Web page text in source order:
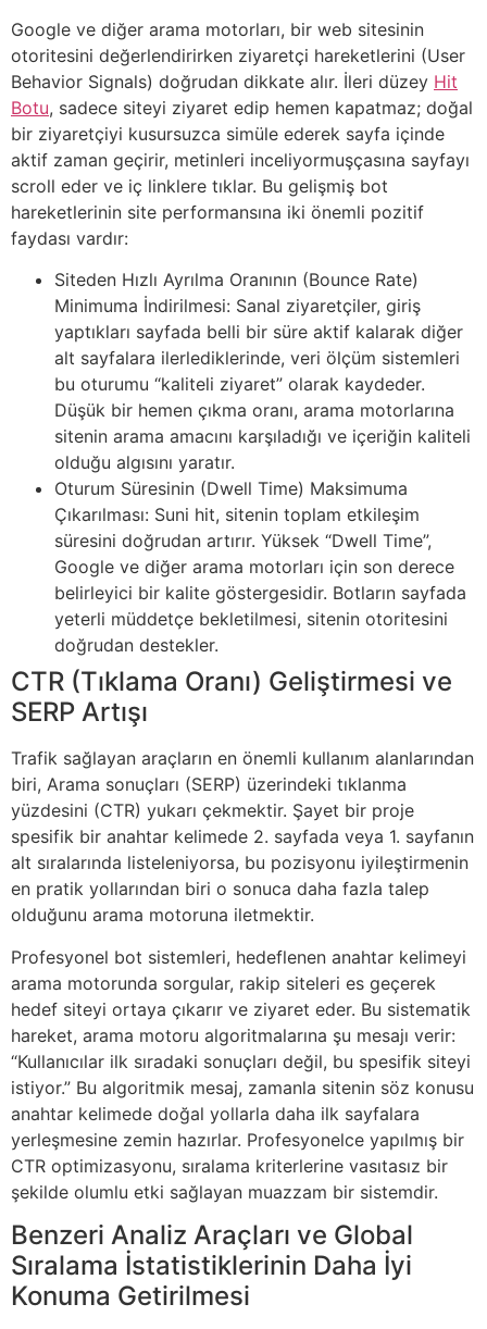
Google ve diğer arama motorları, bir web sitesinin
otoritesini değerlendirirken ziyaretçi hareketlerini (User
Behavior Signals) doğrudan dikkate alır. İleri düzey Hit
Botu, sadece siteyi ziyaret edip hemen kapatmaz; doğal
bir ziyaretçiyi kusursuzca simüle ederek sayfa içinde
aktif zaman geçirir, metinleri inceliyormuşçasına sayfayı
scroll eder ve iç linklere tıklar. Bu gelişmiş bot
hareketlerinin site performansına iki önemli pozitif
faydası vardır:
Siteden Hızlı Ayrılma Oranının (Bounce Rate)
Minimuma İndirilmesi: Sanal ziyaretçiler, giriş
yaptıkları sayfada belli bir süre aktif kalarak diğer
alt sayfalara ilerlediklerinde, veri ölçüm sistemleri
bu oturumu “kaliteli ziyaret” olarak kaydeder.
Düşük bir hemen çıkma oranı, arama motorlarına
sitenin arama amacını karşıladığı ve içeriğin kaliteli
olduğu algısını yaratır.
Oturum Süresinin (Dwell Time) Maksimuma
Çıkarılması: Suni hit, sitenin toplam etkileşim
süresini doğrudan artırır. Yüksek “Dwell Time”,
Google ve diğer arama motorları için son derece
belirleyici bir kalite göstergesidir. Botların sayfada
yeterli müddetçe bekletilmesi, sitenin otoritesini
doğrudan destekler.
CTR (Tıklama Oranı) Geliştirmesi ve
SERP Artışı
Trafik sağlayan araçların en önemli kullanım alanlarından
biri, Arama sonuçları (SERP) üzerindeki tıklanma
yüzdesini (CTR) yukarı çekmektir. Şayet bir proje
spesifik bir anahtar kelimede 2. sayfada veya 1. sayfanın
alt sıralarında listeleniyorsa, bu pozisyonu iyileştirmenin
en pratik yollarından biri o sonuca daha fazla talep
olduğunu arama motoruna iletmektir.
Profesyonel bot sistemleri, hedeflenen anahtar kelimeyi
arama motorunda sorgular, rakip siteleri es geçerek
hedef siteyi ortaya çıkarır ve ziyaret eder. Bu sistematik
hareket, arama motoru algoritmalarına şu mesajı verir:
“Kullanıcılar ilk sıradaki sonuçları değil, bu spesifik siteyi
istiyor.” Bu algoritmik mesaj, zamanla sitenin söz konusu
anahtar kelimede doğal yollarla daha ilk sayfalara
yerleşmesine zemin hazırlar. Profesyonelce yapılmış bir
CTR optimizasyonu, sıralama kriterlerine vasıtasız bir
şekilde olumlu etki sağlayan muazzam bir sistemdir.
Benzeri Analiz Araçları ve Global
Sıralama İstatistiklerinin Daha İyi
Konuma Getirilmesi